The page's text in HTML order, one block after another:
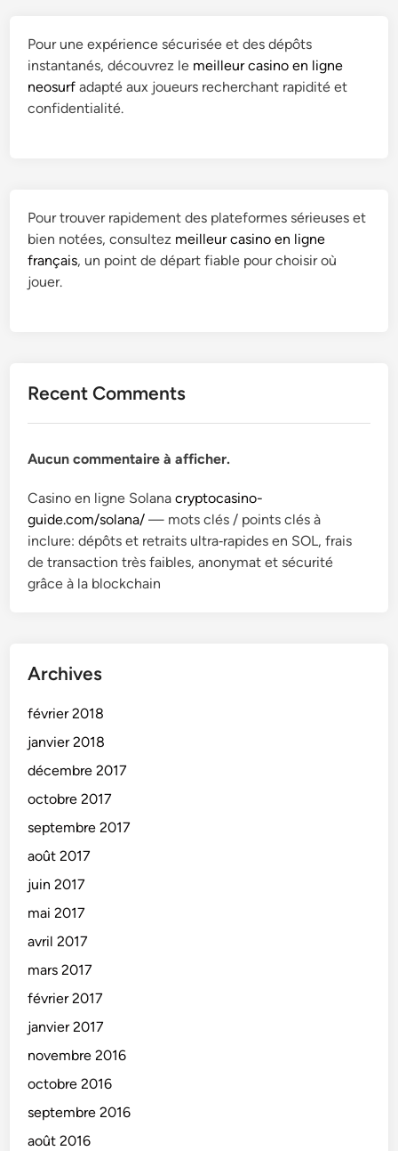
Pour une expérience sécurisée et des dépôts
instantanés, découvrez le meilleur casino en ligne
neosurf adapté aux joueurs recherchant rapidité et
confidentialité.
Pour trouver rapidement des plateformes sérieuses et
bien notées, consultez meilleur casino en ligne
français, un point de départ fiable pour choisir où
jouer.
Recent Comments
Aucun commentaire à afficher.
Casino en ligne Solanacryptocasino-
guide.com/solana/ — mots clés / points clés à
inclure: dépôts et retraits ultra‑rapides en SOL, frais
de transaction très faibles, anonymat et sécurité
grâce à la blockchain
Archives
février 2018
janvier 2018
décembre 2017
octobre 2017
septembre 2017
août 2017
juin 2017
mai 2017
avril 2017
mars 2017
février 2017
janvier 2017
novembre 2016
octobre 2016
septembre 2016
août 2016